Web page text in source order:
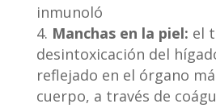
inmunoló
Manchas en la piel: el
desintoxicación del
reflejado en el órgano
cuerpo, a través de